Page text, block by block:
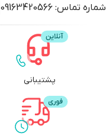
شماره تماس: 09163420566
پشتیبانی